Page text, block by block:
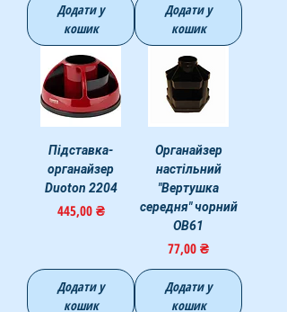
Додати у
кошик
Додати у
кошик
Підставка-
органайзер
Duoton 2204
Ціна
445,00 ₴
Додати у
кошик
Органайзер
настільний
"Вертушка
середня" чорний
OB61
Ціна
77,00 ₴
Додати у
кошик